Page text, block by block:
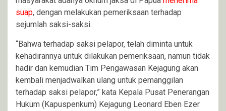
suap, dengan melakukan pemeriksaan terhadap
sejumlah saksi-saksi.
“Bahwa terhadap saksi pelapor, telah diminta untuk
kehadirannya untuk dilakukan pemeriksaan, namun tidak
hadir dan kemudian Tim Pengawasan Kejagung akan
kembali menjadwalkan ulang untuk pemanggilan
terhadap saksi pelapor,” kata Kepala Pusat Penerangan
Hukum (Kapuspenkum) Kejagung Leonard Eben Ezer